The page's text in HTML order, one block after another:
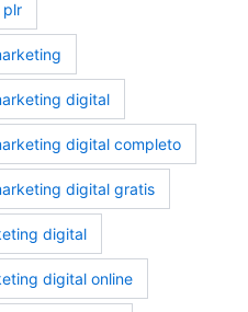
plr
digital
digital completo
digital gratis
digital
digital online